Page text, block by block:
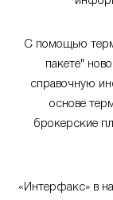
С помощью
пакете"
справочную
основе
брокерские
«Интерфакс» в